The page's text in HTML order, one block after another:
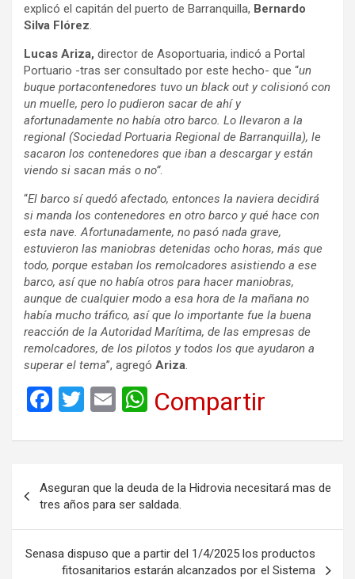
explicó el capitán del puerto de Barranquilla, Bernardo
Silva Flórez.
Lucas Ariza, director de Asoportuaria, indicó a Portal
Portuario -tras ser consultado por este hecho- que “un
buque portacontenedores tuvo un black out y colisionó con
un muelle, pero lo pudieron sacar de ahí y
afortunadamente no había otro barco. Lo llevaron a la
regional (Sociedad Portuaria Regional de Barranquilla), le
sacaron los contenedores que iban a descargar y están
viendo si sacan más o no”.
“El barco sí quedó afectado, entonces la naviera decidirá
si manda los contenedores en otro barco y qué hace con
esta nave. Afortunadamente, no pasó nada grave,
estuvieron las maniobras detenidas ocho horas, más que
todo, porque estaban los remolcadores asistiendo a ese
barco, así que no había otros para hacer maniobras,
aunque de cualquier modo a esa hora de la mañana no
había mucho tráfico, así que lo importante fue la buena
reacción de la Autoridad Marítima, de las empresas de
remolcadores, de los pilotos y todos los que ayudaron a
superar el tema”, agregó Ariza.
F
ce
o
o
k
T
tt
E
ail
W
at
s
A
p
p
Compartir
de
entradas
Aseguran que la deuda de la Hidrovia necesitará mas de
tres años para ser saldada.
Senasa dispuso que a partir del 1/4/2025 los productos
fitosanitarios estarán alcanzados por el Sistema